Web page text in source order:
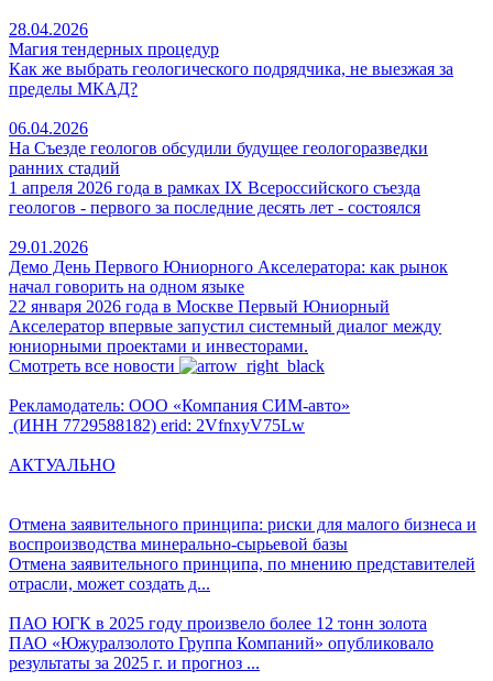
28.04.2026
Магия тендерных процедур
Как же выбрать геологического подрядчика, не выезжая за
пределы МКАД?
06.04.2026
На Съезде геологов обсудили будущее геологоразведки
ранних стадий
1 апреля 2026 года в рамках IX Всероссийского съезда
геологов - первого за последние десять лет - состоялся
29.01.2026
Демо День Первого Юниорного Акселератора: как рынок
начал говорить на одном языке
22 января 2026 года в Москве Первый Юниорный
Акселератор впервые запустил системный диалог между
юниорными проектами и инвесторами.
Смотреть все новости
Рекламодатель: ООО «Компания СИМ-авто»
(ИНН 7729588182) erid: 2VfnxyV75Lw
АКТУАЛЬНО
Отмена заявительного принципа: риски для малого бизнеса и
воспроизводства минерально-сырьевой базы
Отмена заявительного принципа, по мнению представителей
отрасли, может создать д...
ПАО ЮГК в 2025 году произвело более 12 тонн золота
ПАО «Южуралзолото Группа Компаний» опубликовало
результаты за 2025 г. и прогноз ...